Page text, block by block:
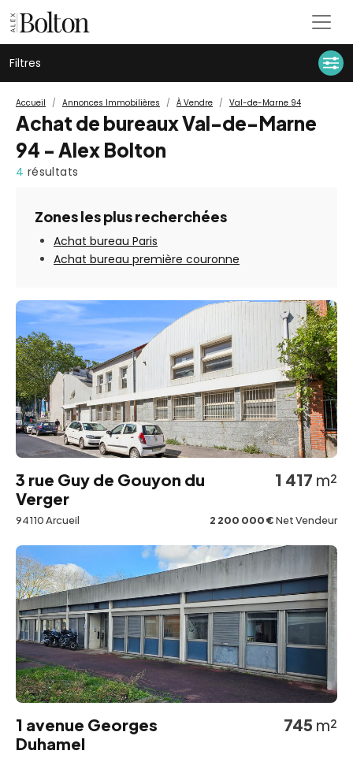
Filtres
Accueil Annonces Immobilières À Vendre Val-de-Marne 94
Achat de bureaux Val-de-Marne
94 - Alex Bolton
4 résultats
Zones les plus recherchées
Achat bureau Paris
Achat bureau première couronne
3 rue Guy de Gouyon du
Verger
94110 Arcueil
1 417 m²
2 200 000 €Net Vendeur
1 avenue Georges
Duhamel
745 m²